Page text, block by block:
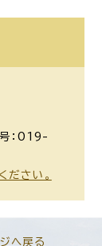
：019-
ださい。
へ戻る